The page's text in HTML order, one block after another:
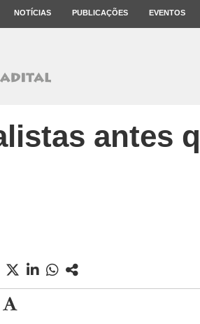
NOTÍCIAS PUBLICAÇÕES EVENTOS
antes